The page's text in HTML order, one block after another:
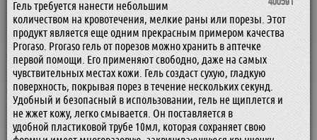
Гель требуется нанести небольшим
количеством на кровотечения, мелкие раны или порезы. Этот
продукт является еще одним прекрасным примером качества
Proraso. Proraso гель от порезов можно хранить в аптечке
первой помощи. Его применяют свободно, даже на самых
чувствительных местах кожи. Гель создаст сухую, гладкую
поверхность, покрывая порез в течение нескольких секунд.
Удобный и безопасный в использовании, гель не щиплется и
не жжет кожу, легко смывается. Он поставляется в
удобной пластиковой трубе 10мл, которая сохраняет свою